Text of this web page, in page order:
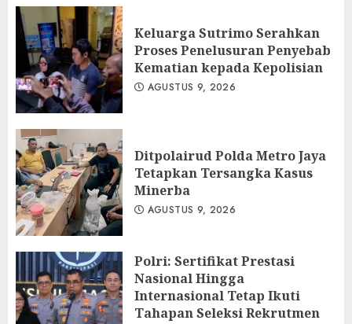
Keluarga Sutrimo Serahkan
Proses Penelusuran Penyebab
Kematian kepada Kepolisian
AGUSTUS 9, 2026
Ditpolairud Polda Metro Jaya
Tetapkan Tersangka Kasus
Minerba
AGUSTUS 9, 2026
Polri: Sertifikat Prestasi
Nasional Hingga
Internasional Tetap Ikuti
Tahapan Seleksi Rekrutmen